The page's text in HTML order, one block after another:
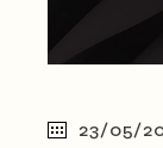
23/05/